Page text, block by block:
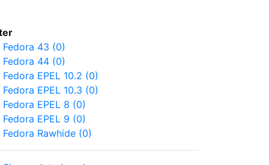
Fedora 43 (0)
Fedora 44 (0)
Fedora EPEL 10.2 (0)
Fedora EPEL 10.3 (0)
Fedora EPEL 8 (0)
Fedora EPEL 9 (0)
Fedora Rawhide (0)